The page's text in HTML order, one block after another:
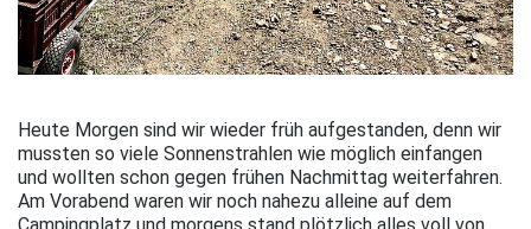
Heute Morgen sind wir wieder früh aufgestanden, denn wir
mussten so viele Sonnenstrahlen wie möglich einfangen
und wollten schon gegen frühen Nachmittag weiterfahren.
Am Vorabend waren wir noch nahezu alleine auf dem